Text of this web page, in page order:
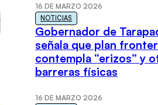
16 DE MARZO 2026
NOTICIAS
Gobernador de
señala que plan
contempla “erizos” y
barreras físicas
16 DE MARZO 2026